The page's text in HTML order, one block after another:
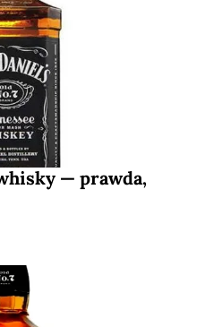
— prawda,